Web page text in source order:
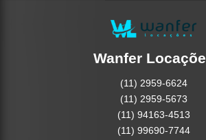
Wanfer
(11) 2959-6624
(11) 2959-5673
(11) 94163-4513
(11) 99690-7744